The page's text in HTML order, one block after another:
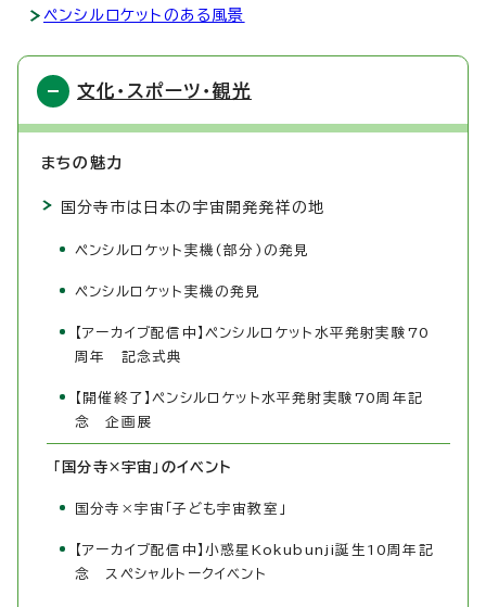
ペンシルロケットのある風景
文化・スポーツ・観光
まちの魅力
国分寺市は日本の宇宙開発発祥の地
ペンシルロケット実機(部分)の発見
ペンシルロケット実機の発見
【アーカイブ配信中】ペンシルロケット水平発射実験70
周年 記念式典
【開催終了】ペンシルロケット水平発射実験70周年記
念 企画展
「国分寺×宇宙」のイベント
国分寺×宇宙「子ども宇宙教室」
【アーカイブ配信中】小惑星Kokubunji誕生10周年記
念 スペシャルトークイベント